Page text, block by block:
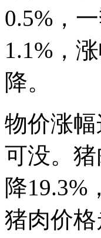
0.5%，
1.1%，
降。
物价涨
可没。
降19.3%
猪肉价